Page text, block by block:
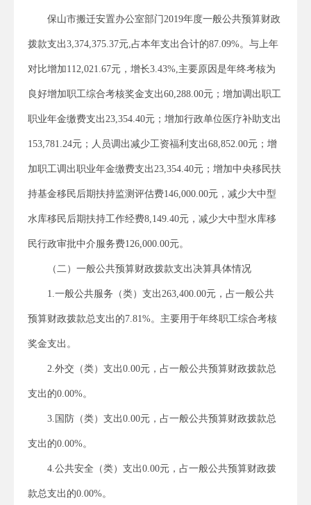
保山市搬迁安置办公室部门2019年度一般公共预算财政
拨款支出3,374,375.37元,占本年支出合计的87.09%。与上年
对比增加112,021.67元，增长3.43%,主要原因是年终考核为
良好增加职工综合考核奖金支出60,288.00元；增加调出职工
职业年金缴费支出23,354.40元；增加行政单位医疗补助支出
153,781.24元；人员调出减少工资福利支出68,852.00元；增
加职工调出职业年金缴费支出23,354.40元；增加中央移民扶
持基金移民后期扶持监测评估费146,000.00元，减少大中型
水库移民后期扶持工作经费8,149.40元，减少大中型水库移
民行政审批中介服务费126,000.00元。
（二）一般公共预算财政拨款支出决算具体情况
1.一般公共服务（类）支出263,400.00元，占一般公共
预算财政拨款总支出的7.81%。主要用于年终职工综合考核
奖金支出。
2.外交（类）支出0.00元，占一般公共预算财政拨款总
支出的0.00%。
3.国防（类）支出0.00元，占一般公共预算财政拨款总
支出的0.00%。
4.公共安全（类）支出0.00元，占一般公共预算财政拨
款总支出的0.00%。